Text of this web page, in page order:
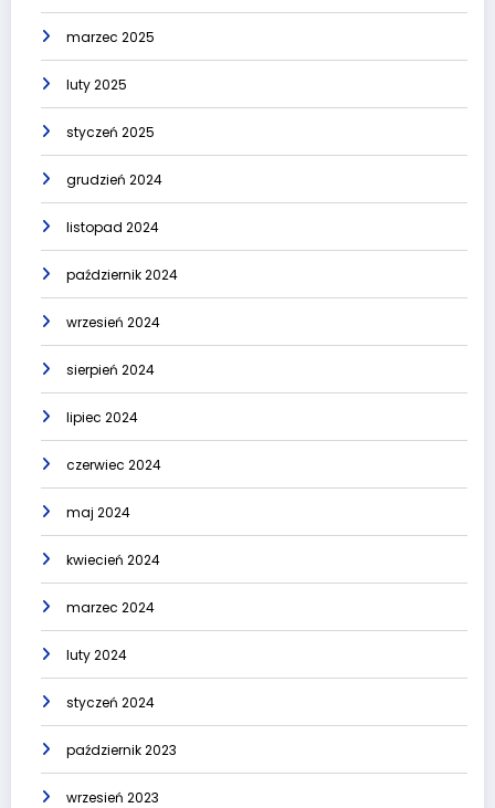
marzec 2025
luty 2025
styczeń 2025
grudzień 2024
listopad 2024
październik 2024
wrzesień 2024
sierpień 2024
lipiec 2024
czerwiec 2024
maj 2024
kwiecień 2024
marzec 2024
luty 2024
styczeń 2024
październik 2023
wrzesień 2023